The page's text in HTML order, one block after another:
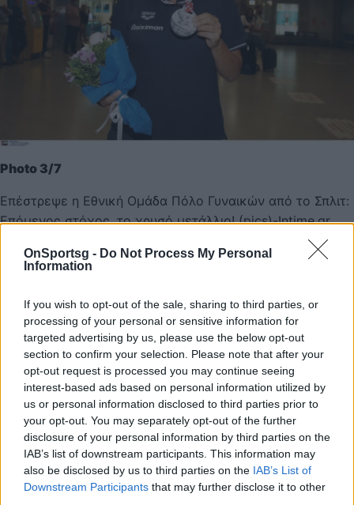
OnSportsg - Do Not Process My Personal
Information
If you wish to opt-out of the sale, sharing to third parties, or
processing of your personal or sensitive information for
targeted advertising by us, please use the below opt-out
section to confirm your selection. Please note that after your
opt-out request is processed you may continue seeing
interest-based ads based on personal information utilized by
us or personal information disclosed to third parties prior to
your opt-out. You may separately opt-out of the further
disclosure of your personal information by third parties on the
IAB’s list of downstream participants. This information may
also be disclosed by us to third parties on the IAB’s List of
Downstream Participants that may further disclose it to other
Photo 3/7
Επέστρεψε η Εθνική Ομάδα Πόλο Γυναικών από το Σπλιτ:
Επόμενος στόχος, το χρυσό μετάλλιο! (pics)-Intime.gr